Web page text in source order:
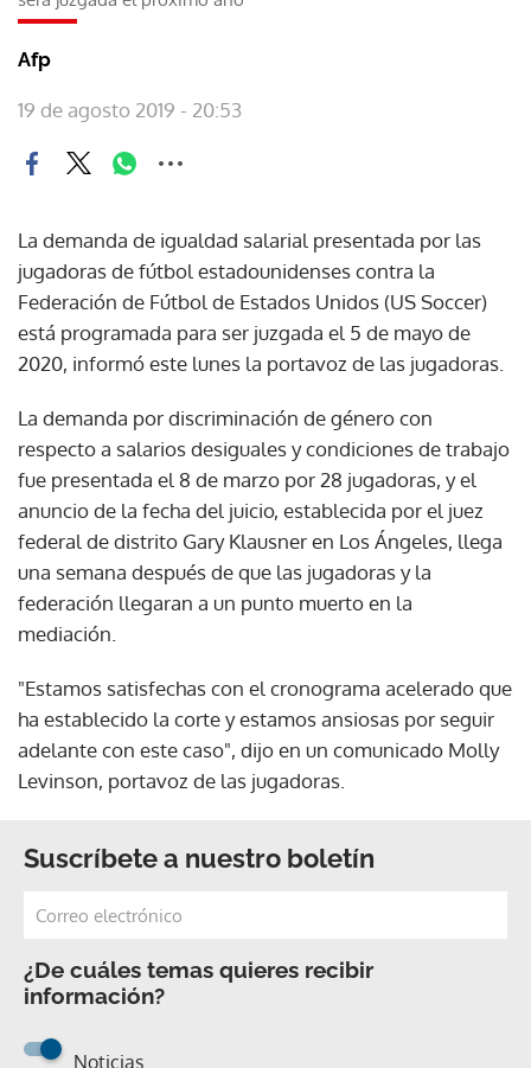
Afp
19 de agosto 2019 - 20:53
La demanda de igualdad salarial presentada por las
jugadoras de fútbol estadounidenses contra la
Federación de Fútbol de Estados Unidos (US Soccer)
está programada para ser juzgada el 5 de mayo de
2020, informó este lunes la portavoz de las jugadoras.
La demanda por discriminación de género con
respecto a salarios desiguales y condiciones de trabajo
fue presentada el 8 de marzo por 28 jugadoras, y el
anuncio de la fecha del juicio, establecida por el juez
federal de distrito Gary Klausner en Los Ángeles, llega
una semana después de que las jugadoras y la
federación llegaran a un punto muerto en la
mediación.
"Estamos satisfechas con el cronograma acelerado que
ha establecido la corte y estamos ansiosas por seguir
adelante con este caso", dijo en un comunicado Molly
Levinson, portavoz de las jugadoras.
Suscríbete a nuestro boletín
¿De cuáles temas quieres recibir
información?
Noticias